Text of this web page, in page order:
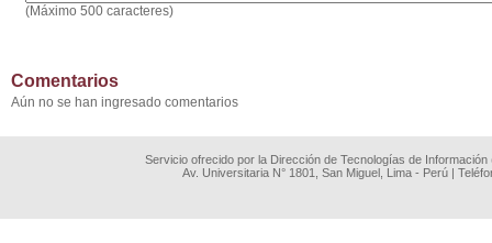
(Máximo 500 caracteres)
Comentarios
Aún no se han ingresado comentarios
Servicio ofrecido por la Dirección de Tecnologías de
Av. Universitaria N° 1801, San Miguel, Lima - Perú |